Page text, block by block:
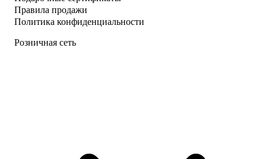
Правила продажи
Политика конфиденциальности
Розничная сеть